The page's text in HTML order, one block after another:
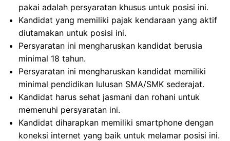
pakai adalah persyaratan khusus untuk posisi ini.
Kandidat yang memiliki pajak kendaraan yang aktif
diutamakan untuk posisi ini.
Persyaratan ini mengharuskan kandidat berusia
minimal 18 tahun.
Persyaratan ini mengharuskan kandidat memiliki
minimal pendidikan lulusan SMA/SMK sederajat.
Kandidat harus sehat jasmani dan rohani untuk
memenuhi persyaratan ini.
Kandidat diharapkan memiliki smartphone dengan
koneksi internet yang baik untuk melamar posisi ini.